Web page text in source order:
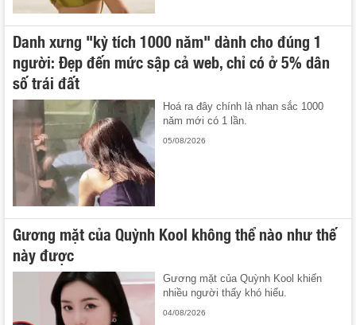
Danh xưng "kỳ tích 1000 năm" dành cho đúng 1
người: Đẹp đến mức sập cả web, chỉ có ở 5% dân
số trái đất
Hoá ra đây chính là nhan sắc 1000
năm mới có 1 lần.
05/08/2026
Gương mặt của Quỳnh Kool không thể nào như thế
này được
Gương mặt của Quỳnh Kool khiến
nhiều người thấy khó hiểu.
04/08/2026